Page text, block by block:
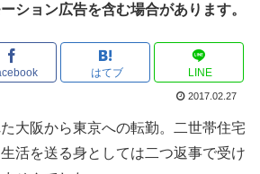
ション広告を含む場合があります。
はてブ LINE
2017.02.27
大阪から東京への転勤。二世帯住宅
活を送る身としては二つ返事で受け